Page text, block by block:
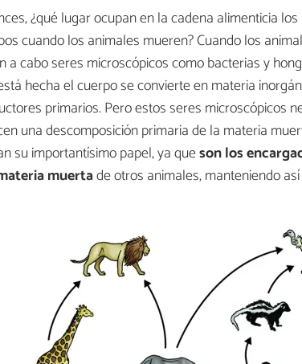
¿qué lugar ocupan en la cadena alimenticia
cuando los animales mueren? Cuando los
a cabo seres microscópicos como bacterias y
hecha el cuerpo se convierte en materia
primarios. Pero estos seres microscópicos
una descomposición primaria de la materia
su importantísimo papel, ya queson los
muertade otros animales, manteniendo